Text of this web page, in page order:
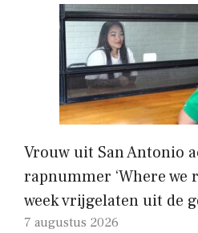
Vrouw uit San Antonio
rapnummer ‘Where we
week vrijgelaten uit de
7 augustus 2026